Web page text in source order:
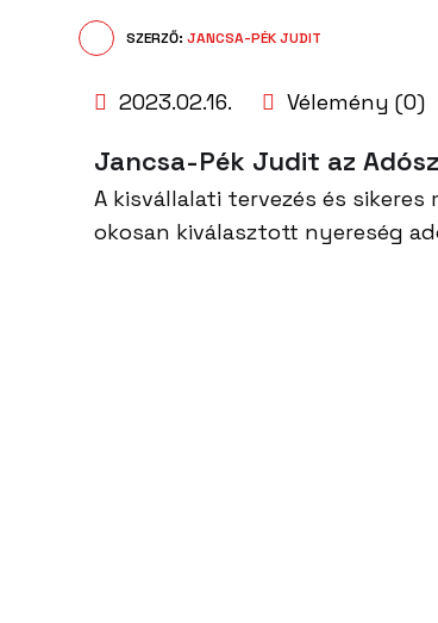
SZERZŐ: JANCSA-PÉK JUDIT
2023.02.16. Vélemény (0)
Jancsa-Pék Judit az
A kisvállalati tervezés és
okosan kiválasztott nyereség